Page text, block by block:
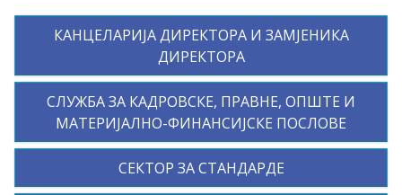
КАНЦЕЛАРИЈА ДИРЕКТОРА И ЗАМЈЕНИКА
ДИРЕКТОРА
СЛУЖБА ЗА КАДРОВСКЕ, ПРАВНЕ, ОПШТЕ И
МАТЕРИЈАЛНО-ФИНАНСИЈСКЕ ПОСЛОВЕ
СЕКТОР ЗА СТАНДАРДЕ